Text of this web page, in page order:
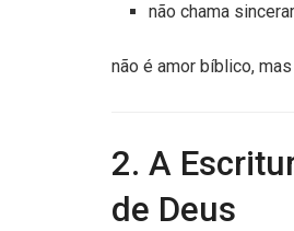
não chama
não é amor bíblico, mas
2. A
de Deus